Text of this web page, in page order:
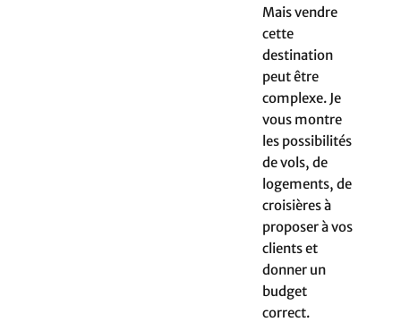
Mais vendre
cette
destination
peut être
complexe. Je
vous montre
les possibilités
de vols, de
logements, de
croisières à
proposer à vos
clients et
donner un
budget
correct.